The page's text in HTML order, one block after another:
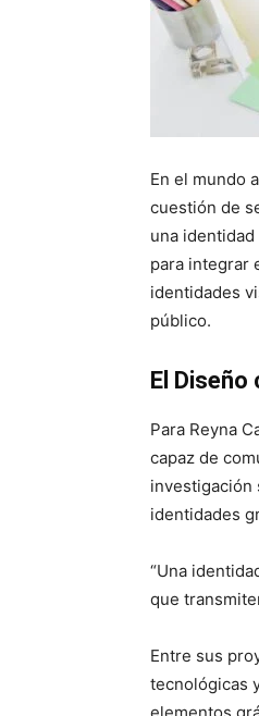
En el mundo
cuestión de
una
para integrar
identidades
público.
El
Para Reyna
capaz de
investigación
identidades
“Una
que
Entre sus
tecnológicas